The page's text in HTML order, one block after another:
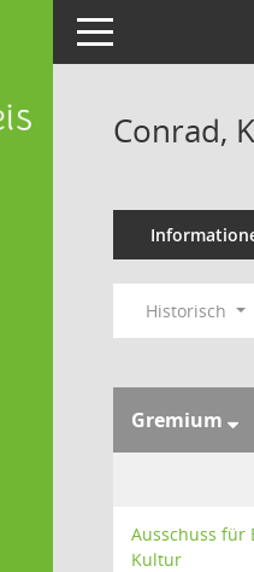
Toggle navigation
Conrad,
Historisch
Gremium
Ausschuss für
Kultur